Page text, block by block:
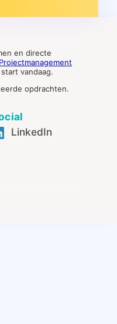
en directe
Projectmanagement
vandaag.
opdrachten.
LinkedIn